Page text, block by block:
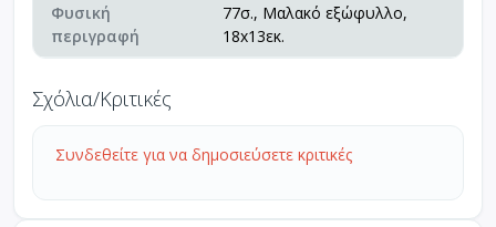
Φυσική
περιγραφή
77σ., Μαλακό εξώφυλλο,
18x13εκ.
Σχόλια/Κριτικές
Συνδεθείτε για να δημοσιεύσετε κριτικές